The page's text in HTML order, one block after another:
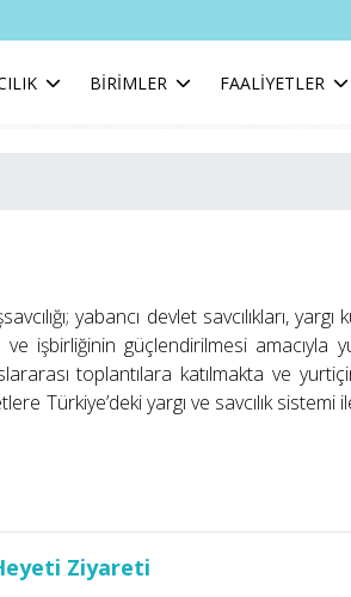
BİRİMLER FAALİYETLER
yabancı devlet savcılıkları,
ve işbirliğinin güçlendirilmesi
toplantılara katılmakta ve
Türkiye’deki yargı ve savcılık sistemi
Ziyareti